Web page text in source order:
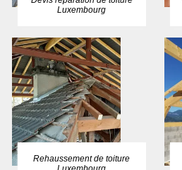
Luxembourg
Rehaussement de toiture